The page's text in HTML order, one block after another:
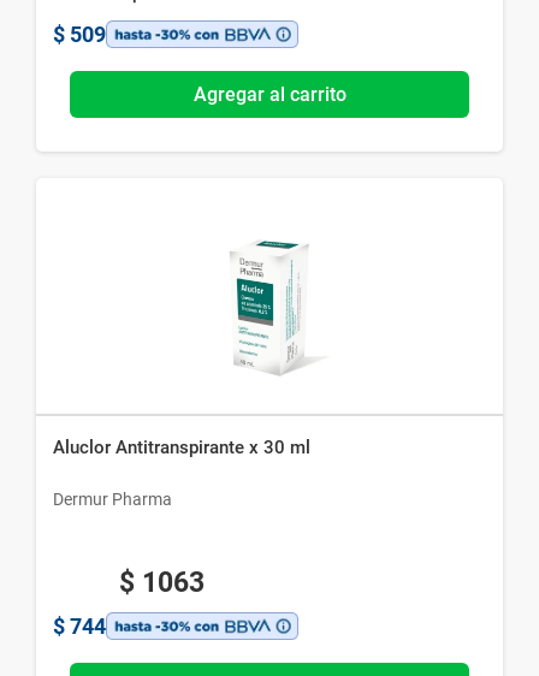
$ 509
Agregar al carrito
Aluclor Antitranspirante x 30 ml
Dermur Pharma
$ 1063
$ 744